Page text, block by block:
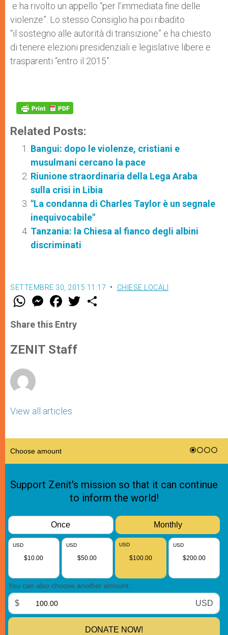
e ha rivolto un appello “per l’immediata fine delle
violenze”. Lo stesso Consiglio ha poi ribadito
“il sostegno alle autorità di transizione” e ha chiesto
di tenere elezioni presidenziali e legislative libere e
trasparenti “entro il 2015”.
Related Posts:
Bangui: dopo le violenze, cristiani e
musulmani cercano la pace
Riunione straordinaria della Lega Araba
sulla crisi in Libia
"La condanna di Charles Taylor è un segnale
inequivocabile"
Tanzania: la Chiesa al fianco degli albini
discriminati
SETTEMBRE 30, 2015 11:17 CHIESE LOCALI
W
t
s
p
p
M
e
s
e
g
e
F
a
e
b
o
k
w
Share this Entry
ZENIT Staff
View all articles